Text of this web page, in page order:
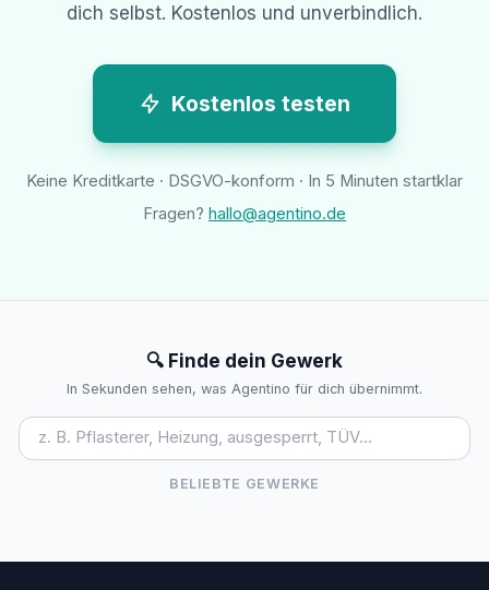
dich selbst. Kostenlos und unverbindlich.
Kostenlos testen
Keine Kreditkarte · DSGVO-konform · In 5 Minuten startklar
Fragen? hallo@agentino.de
🔍 Finde dein Gewerk
In Sekunden sehen, was Agentino für dich übernimmt.
BELIEBTE GEWERKE